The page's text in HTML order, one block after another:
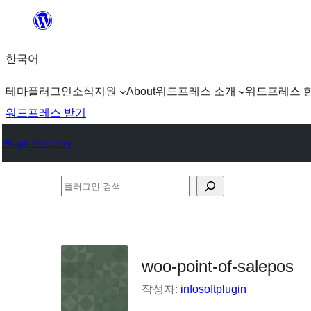
츠
로
가
한국어
테마플러그인소식지원 About워드프레스 소개 워드프레스
워드프레스 받기
Plugin Directory
플
인
woo-point-of-salepos
작성자: infosoftplugin